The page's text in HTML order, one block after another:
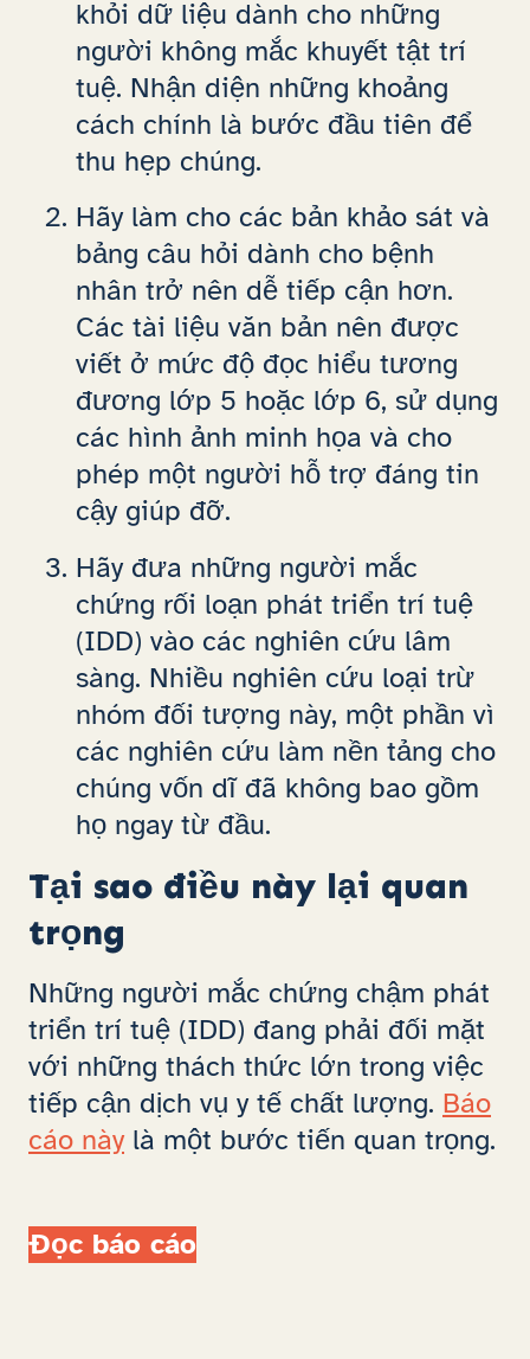
khỏi dữ liệu dành cho những
người không mắc khuyết tật trí
tuệ. Nhận diện những khoảng
cách chính là bước đầu tiên để
thu hẹp chúng.
Hãy làm cho các bản khảo sát và
bảng câu hỏi dành cho bệnh
nhân trở nên dễ tiếp cận hơn.
Các tài liệu văn bản nên được
viết ở mức độ đọc hiểu tương
đương lớp 5 hoặc lớp 6, sử dụng
các hình ảnh minh họa và cho
phép một người hỗ trợ đáng tin
cậy giúp đỡ.
Hãy đưa những người mắc
chứng rối loạn phát triển trí tuệ
(IDD) vào các nghiên cứu lâm
sàng. Nhiều nghiên cứu loại trừ
nhóm đối tượng này, một phần vì
các nghiên cứu làm nền tảng cho
chúng vốn dĩ đã không bao gồm
họ ngay từ đầu.
Tại sao điều này lại quan
trọng
Những người mắc chứng chậm phát
triển trí tuệ (IDD) đang phải đối mặt
với những thách thức lớn trong việc
tiếp cận dịch vụ y tế chất lượng. Báo
cáo này là một bước tiến quan trọng.
Đọc báo cáo